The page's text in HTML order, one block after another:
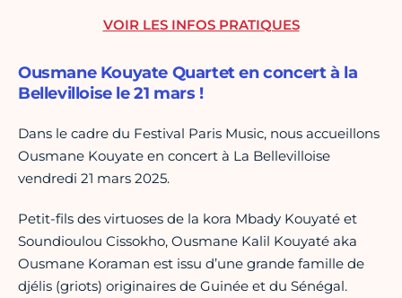
Ousmane Kouyate Quartet en concert à la
Bellevilloise le 21 mars !
Dans le cadre du Festival Paris Music, nous accueillons
Ousmane Kouyate en concert à La Bellevilloise
vendredi 21 mars 2025.
Petit-fils des virtuoses de la kora Mbady Kouyaté et
Soundioulou Cissokho, Ousmane Kalil Kouyaté aka
Ousmane Koraman est issu d’une grande famille de
djélis (griots) originaires de Guinée et du Sénégal.
VOIR LES INFOS PRATIQUES